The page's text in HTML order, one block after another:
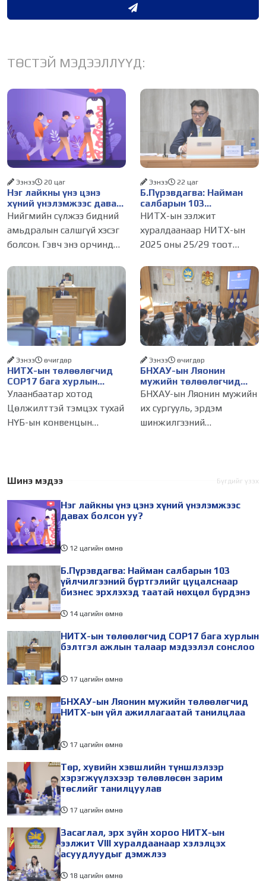
ТӨСТЭЙ МЭДЭЭЛЛҮҮД:
Нэг лайкны үнэ цэнэ
хүний үнэлэмжээс давах
болсон уу?
Ээнээ 20 цаг
Нийгмийн сүлжээ бидний
амьдралын салшгүй хэсэг
болсон. Гэвч энэ орчинд
амжилт, тэр ч байтугай
хүний үнэ цэнийг хүртэл
лайк, шэйр, дагагчийн
тоогоор хэмжих хандлага
газар авч
Б.Пүрэвдагва: Найман
салбарын 103
үйлчилгээний
бүртгэлийг цуцалснаар
бизнес эрхлэхэд таатай
нөхцөл бүрдэнэ
Ээнээ 22 цаг
НИТХ-ын ээлжит
хуралдаанаар НИТХ-ын
2025 оны 25/29 тоот
журмын зарим хэсгийг
хүчингүй болгож,
зөвшөөрлийн шинжтэй
103 бүртгэлээс нийслэлийн
бизнес эрхлэгчдийг
НИТХ-ын төлөөлөгчид
COP17 бага хурлын
бэлтгэл ажлын талаар
мэдээлэл сонслоо
Ээнээ өчигдѳр
Улаанбаатар хотод
Цөлжилттэй тэмцэх тухай
НҮБ-ын конвенцын
өдөр зохион
холбогдуулан Нийслэлийн
БНХАУ-ын Ляонин
мужийн төлөөлөгчид
НИТХ-ын үйл
танилцлаа
Ээнээ өчигдѳр
БНХАУ-ын Ляонин мужийн
их сургууль, эрдэм
шинжилгээний
төлөөлөгчид Монгол
айлчлалынхаа хүрээнд
Шинэ мэдээ Бүгдийг үзэх
Нэг лайкны үнэ цэнэ хүний үнэлэмжээс
давах болсон уу?
12 цагийн өмнө
Б.Пүрэвдагва: Найман салбарын 103
үйлчилгээний бүртгэлийг цуцалснаар
бизнес эрхлэхэд таатай нөхцөл бүрдэнэ
14 цагийн өмнө
НИТХ-ын төлөөлөгчид COP17 бага хурлын
бэлтгэл ажлын талаар мэдээлэл сонслоо
17 цагийн өмнө
БНХАУ-ын Ляонин мужийн төлөөлөгчид
НИТХ-ын үйл ажиллагаатай танилцлаа
17 цагийн өмнө
Төр, хувийн хэвшлийн түншлэлээр
хэрэгжүүлэхээр төлөвлөсөн зарим
төслийг танилцуулав
17 цагийн өмнө
Засаглал, эрх зүйн хороо НИТХ-ын
ээлжит VIII хуралдаанаар хэлэлцэх
асуудлуудыг дэмжлээ
18 цагийн өмнө